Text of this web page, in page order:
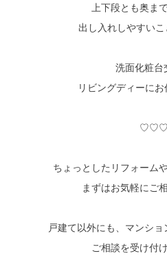
上下段とも奥ま
出し入れしやすいこ
洗面化粧台
リビングディーに
♡♡♡
ちょっとしたリフォーム
まずはお気軽にご
戸建て以外にも、マンシ
ご相談を受け付